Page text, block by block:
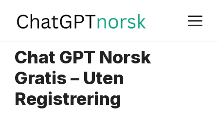
Chat GPT Norsk
Gratis – Uten
Registrering